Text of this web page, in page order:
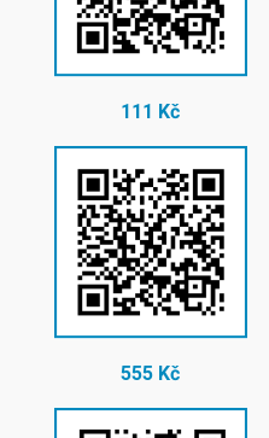
111 Kč
555 Kč